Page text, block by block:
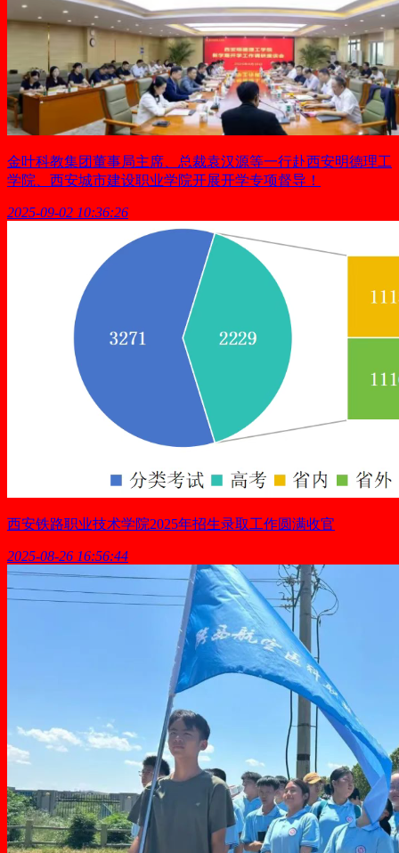
金叶科教集团董事局主席、总裁袁汉源等一行赴西安明德理工
学院、西安城市建设职业学院开展开学专项督导！
2025-09-02 10:36:26
西安铁路职业技术学院2025年招生录取工作圆满收官
2025-08-26 16:56:44